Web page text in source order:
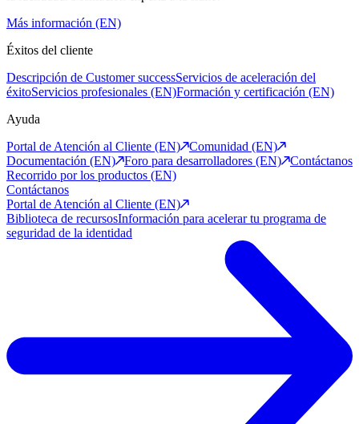
Más información (EN)
Éxitos del cliente
Descripción de Customer successServicios de aceleración del
éxitoServicios profesionales (EN)Formación y certificación (EN)
Ayuda
Portal de Atención al Cliente (EN)
Comunidad (EN)
Documentación (EN)
Foro para desarrolladores (EN)
Contáctanos
Recorrido por los productos (EN)
Contáctanos
Portal de Atención al Cliente (EN)
Biblioteca de recursosInformación para acelerar tu programa de
seguridad de la identidad